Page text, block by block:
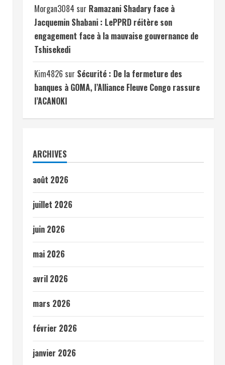
Morgan3084 sur Ramazani Shadary face à
Jacquemin Shabani : LePPRD réitère son
engagement face à la mauvaise gouvernance de
Tshisekedi
Kim4826 sur Sécurité : De la fermeture des
banques à GOMA, l’Alliance Fleuve Congo rassure
l’ACANOKI
ARCHIVES
août 2026
juillet 2026
juin 2026
mai 2026
avril 2026
mars 2026
février 2026
janvier 2026